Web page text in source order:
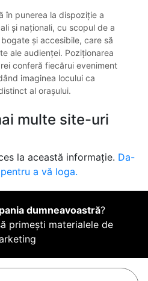
în punerea la dispoziție a
și naționali, cu scopul de a
și accesibile, care să
ale audienței. Poziționarea
conferă fiecărui eveniment
imaginea locului ca
al orașului.
multe site-uri
la această informație. Da-
a vă loga.
dumneavoastră?
primești materialele de